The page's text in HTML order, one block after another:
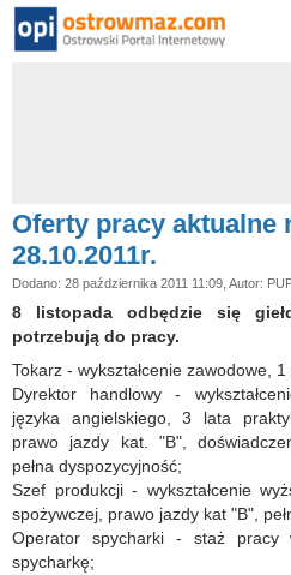
Oferty pracy aktualne
28.10.2011r.
Dodano: 28 października 2011 11:09, Autor:
8 listopada odbędzie się
potrzebują do pracy.
Tokarz - wykształcenie zawodowe,
Dyrektor handlowy -
języka angielskiego, 3 lata
prawo jazdy kat. "B",
pełna dyspozycyjność;
Szef produkcji - wykształcenie
spożywczej, prawo jazdy kat "B",
Operator spycharki - staż pracy
spycharkę;